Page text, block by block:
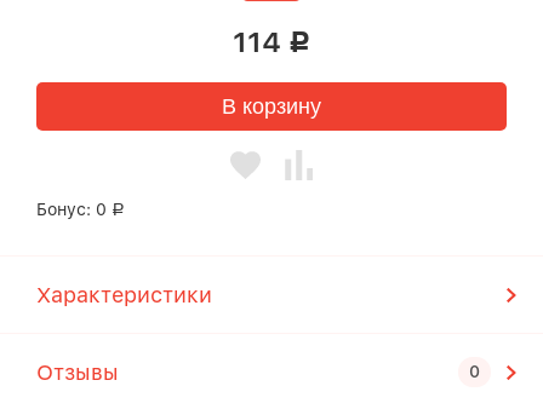
114 Р
В корзину
Бонус: 0 Р
Характеристики
Отзывы